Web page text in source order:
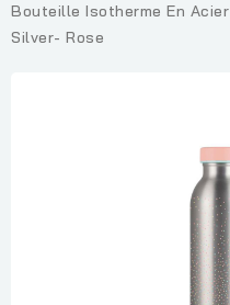
Bouteille Isotherme En
Silver- Rose